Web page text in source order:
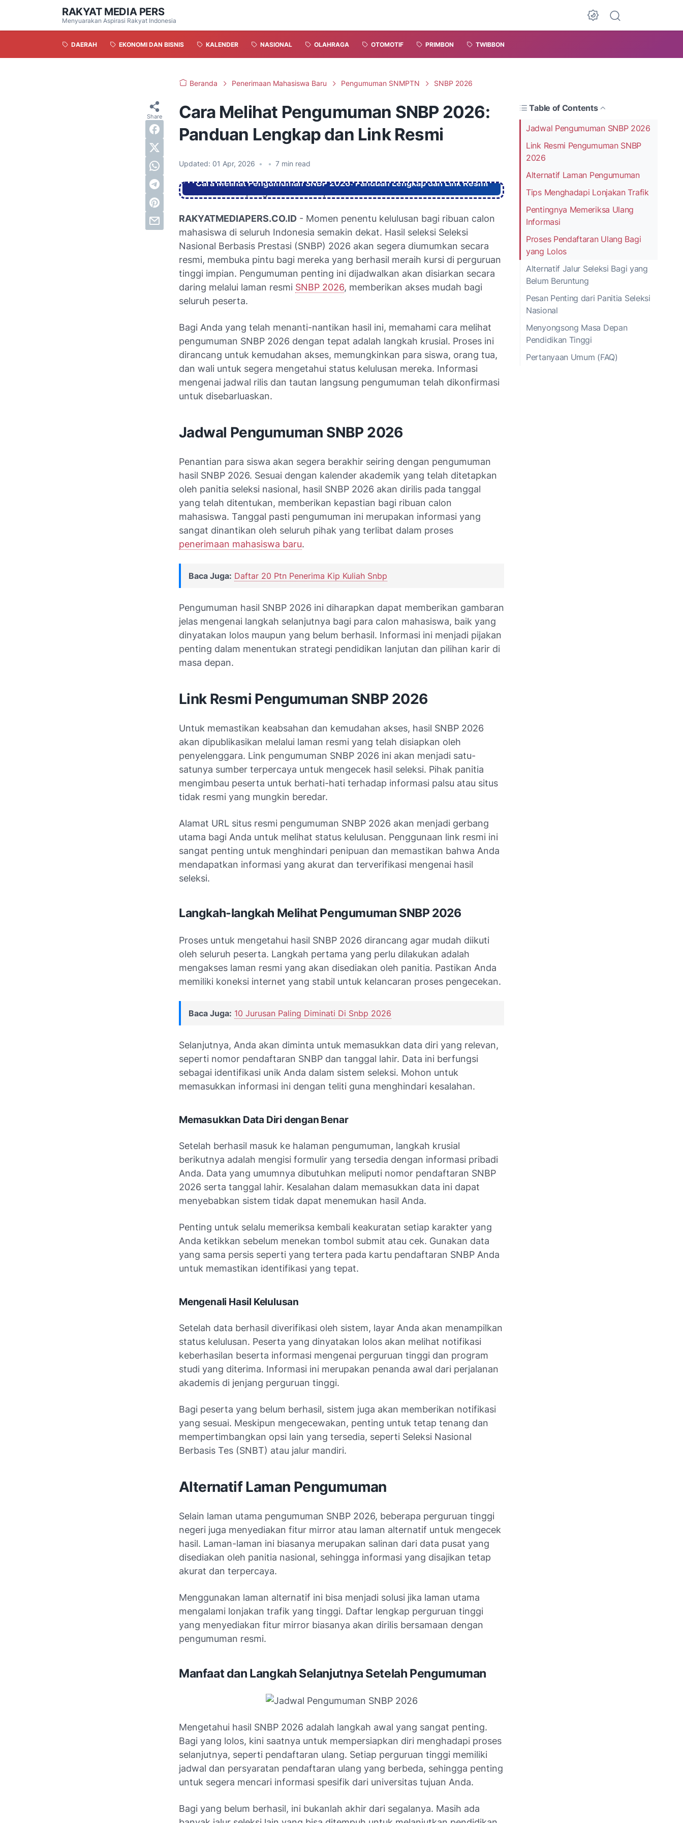
RAKYAT MEDIA PERS
Menyuarakan Aspirasi Rakyat Indonesia
DAERAH EKONOMI DAN BISNIS KALENDER NASIONAL OLAHRAGA OTOMOTIF PRIMBON TWIBBON
Beranda Penerimaan Mahasiswa Baru Pengumuman SNMPTN SNBP 2026
Cara Melihat Pengumuman SNBP 2026:
Panduan Lengkap dan Link Resmi
Updated: 01 Apr, 2026 • • 7 min read
Table of Contents
Jadwal Pengumuman SNBP 2026
Link Resmi Pengumuman SNBP
2026
Alternatif Laman Pengumuman
Tips Menghadapi Lonjakan Trafik
Pentingnya Memeriksa Ulang
Informasi
Proses Pendaftaran Ulang Bagi
yang Lolos
Alternatif Jalur Seleksi Bagi yang
Belum Beruntung
Pesan Penting dari Panitia Seleksi
Nasional
Menyongsong Masa Depan
Pendidikan Tinggi
Pertanyaan Umum (FAQ)
Cara Melihat Pengumuman SNBP 2026: Panduan Lengkap dan Link Resmi
RAKYATMEDIAPERS.CO.ID - Momen penentu kelulusan bagi ribuan calon
mahasiswa di seluruh Indonesia semakin dekat. Hasil seleksi Seleksi
Nasional Berbasis Prestasi (SNBP) 2026 akan segera diumumkan secara
resmi, membuka pintu bagi mereka yang berhasil meraih kursi di perguruan
tinggi impian. Pengumuman penting ini dijadwalkan akan disiarkan secara
daring melalui laman resmi SNBP 2026, memberikan akses mudah bagi
seluruh peserta.
Bagi Anda yang telah menanti-nantikan hasil ini, memahami cara melihat
pengumuman SNBP 2026 dengan tepat adalah langkah krusial. Proses ini
dirancang untuk kemudahan akses, memungkinkan para siswa, orang tua,
dan wali untuk segera mengetahui status kelulusan mereka. Informasi
mengenai jadwal rilis dan tautan langsung pengumuman telah dikonfirmasi
untuk disebarluaskan.
Jadwal Pengumuman SNBP 2026
Penantian para siswa akan segera berakhir seiring dengan pengumuman
hasil SNBP 2026. Sesuai dengan kalender akademik yang telah ditetapkan
oleh panitia seleksi nasional, hasil SNBP 2026 akan dirilis pada tanggal
yang telah ditentukan, memberikan kepastian bagi ribuan calon
mahasiswa. Tanggal pasti pengumuman ini merupakan informasi yang
sangat dinantikan oleh seluruh pihak yang terlibat dalam proses
penerimaan mahasiswa baru.
Baca Juga: Daftar 20 Ptn Penerima Kip Kuliah Snbp
Pengumuman hasil SNBP 2026 ini diharapkan dapat memberikan gambaran
jelas mengenai langkah selanjutnya bagi para calon mahasiswa, baik yang
dinyatakan lolos maupun yang belum berhasil. Informasi ini menjadi pijakan
penting dalam menentukan strategi pendidikan lanjutan dan pilihan karir di
masa depan.
Link Resmi Pengumuman SNBP 2026
Untuk memastikan keabsahan dan kemudahan akses, hasil SNBP 2026
akan dipublikasikan melalui laman resmi yang telah disiapkan oleh
penyelenggara. Link pengumuman SNBP 2026 ini akan menjadi satu-
satunya sumber terpercaya untuk mengecek hasil seleksi. Pihak panitia
mengimbau peserta untuk berhati-hati terhadap informasi palsu atau situs
tidak resmi yang mungkin beredar.
Alamat URL situs resmi pengumuman SNBP 2026 akan menjadi gerbang
utama bagi Anda untuk melihat status kelulusan. Penggunaan link resmi ini
sangat penting untuk menghindari penipuan dan memastikan bahwa Anda
mendapatkan informasi yang akurat dan terverifikasi mengenai hasil
seleksi.
Langkah-langkah Melihat Pengumuman SNBP 2026
Proses untuk mengetahui hasil SNBP 2026 dirancang agar mudah diikuti
oleh seluruh peserta. Langkah pertama yang perlu dilakukan adalah
mengakses laman resmi yang akan disediakan oleh panitia. Pastikan Anda
memiliki koneksi internet yang stabil untuk kelancaran proses pengecekan.
Baca Juga: 10 Jurusan Paling Diminati Di Snbp 2026
Selanjutnya, Anda akan diminta untuk memasukkan data diri yang relevan,
seperti nomor pendaftaran SNBP dan tanggal lahir. Data ini berfungsi
sebagai identifikasi unik Anda dalam sistem seleksi. Mohon untuk
memasukkan informasi ini dengan teliti guna menghindari kesalahan.
Memasukkan Data Diri dengan Benar
Setelah berhasil masuk ke halaman pengumuman, langkah krusial
berikutnya adalah mengisi formulir yang tersedia dengan informasi pribadi
Anda. Data yang umumnya dibutuhkan meliputi nomor pendaftaran SNBP
2026 serta tanggal lahir. Kesalahan dalam memasukkan data ini dapat
menyebabkan sistem tidak dapat menemukan hasil Anda.
Penting untuk selalu memeriksa kembali keakuratan setiap karakter yang
Anda ketikkan sebelum menekan tombol submit atau cek. Gunakan data
yang sama persis seperti yang tertera pada kartu pendaftaran SNBP Anda
untuk memastikan identifikasi yang tepat.
Mengenali Hasil Kelulusan
Setelah data berhasil diverifikasi oleh sistem, layar Anda akan menampilkan
status kelulusan. Peserta yang dinyatakan lolos akan melihat notifikasi
keberhasilan beserta informasi mengenai perguruan tinggi dan program
studi yang diterima. Informasi ini merupakan penanda awal dari perjalanan
akademis di jenjang perguruan tinggi.
Bagi peserta yang belum berhasil, sistem juga akan memberikan notifikasi
yang sesuai. Meskipun mengecewakan, penting untuk tetap tenang dan
mempertimbangkan opsi lain yang tersedia, seperti Seleksi Nasional
Berbasis Tes (SNBT) atau jalur mandiri.
Alternatif Laman Pengumuman
Selain laman utama pengumuman SNBP 2026, beberapa perguruan tinggi
negeri juga menyediakan fitur mirror atau laman alternatif untuk mengecek
hasil. Laman-laman ini biasanya merupakan salinan dari data pusat yang
disediakan oleh panitia nasional, sehingga informasi yang disajikan tetap
akurat dan terpercaya.
Menggunakan laman alternatif ini bisa menjadi solusi jika laman utama
mengalami lonjakan trafik yang tinggi. Daftar lengkap perguruan tinggi
yang menyediakan fitur mirror biasanya akan dirilis bersamaan dengan
pengumuman resmi.
Manfaat dan Langkah Selanjutnya Setelah Pengumuman
Mengetahui hasil SNBP 2026 adalah langkah awal yang sangat penting.
Bagi yang lolos, kini saatnya untuk mempersiapkan diri menghadapi proses
selanjutnya, seperti pendaftaran ulang. Setiap perguruan tinggi memiliki
jadwal dan persyaratan pendaftaran ulang yang berbeda, sehingga penting
untuk segera mencari informasi spesifik dari universitas tujuan Anda.
Bagi yang belum berhasil, ini bukanlah akhir dari segalanya. Masih ada